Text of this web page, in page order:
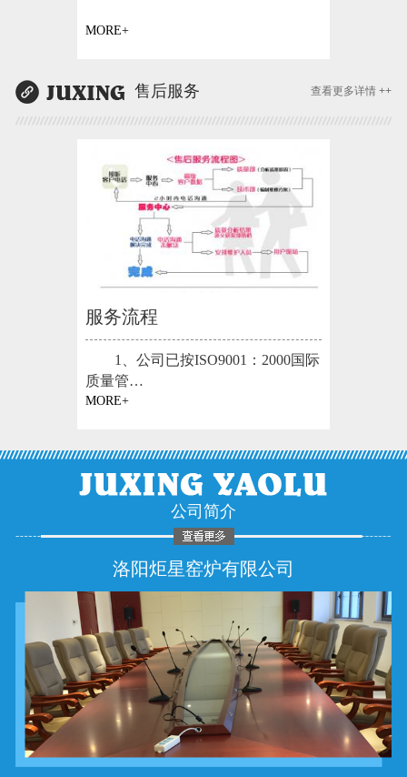
MORE+
售后服务 查看更多详情 ++
服务流程
1、公司已按ISO9001：2000国际
质量管…
MORE+
公司简介
洛阳炬星窑炉有限公司